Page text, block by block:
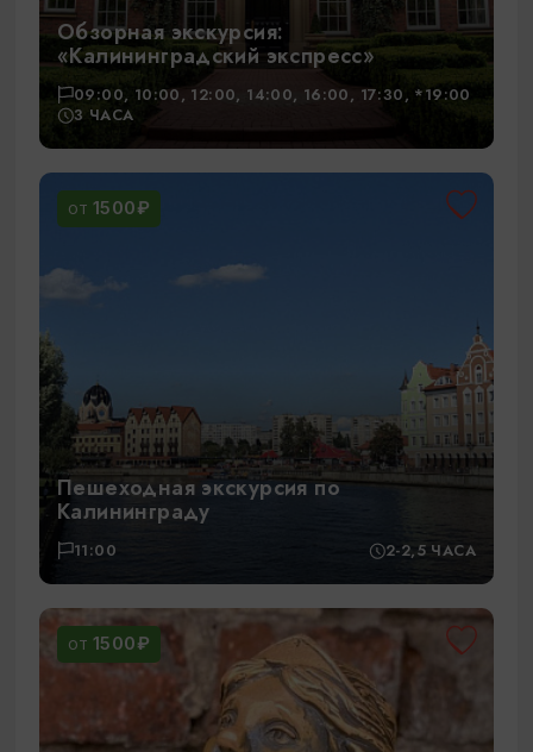
Обзорная экскурсия:
«Калининградский экспресс»
09:00, 10:00, 12:00, 14:00, 16:00, 17:30, *19:00
3 ЧАСА
ОТ 1500₽
Пешеходная экскурсия по
Калининграду
11:00 2-2,5 ЧАСА
ОТ 1500₽